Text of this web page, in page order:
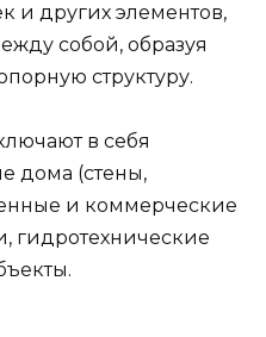
и других элементов,
собой, образуя
структуру.
в себя
дома (стены,
и коммерческие
гидротехнические